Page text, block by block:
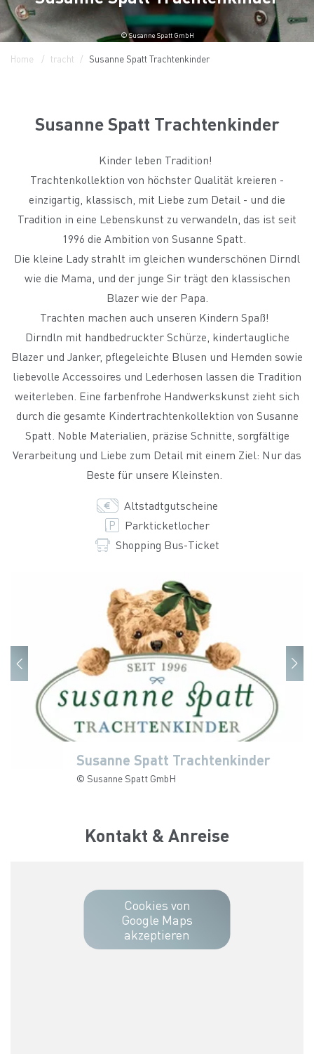
© Susanne Spatt GmbH
Home tracht Susanne Spatt Trachtenkinder
Susanne Spatt Trachtenkinder
Kinder leben Tradition!
Trachtenkollektion von höchster Qualität kreieren -
einzigartig, klassisch, mit Liebe zum Detail - und die
Tradition in eine Lebenskunst zu verwandeln, das ist seit
1996 die Ambition von Susanne Spatt.
Die kleine Lady strahlt im gleichen wunderschönen Dirndl
wie die Mama, und der junge Sir trägt den klassischen
Blazer wie der Papa.
Trachten machen auch unseren Kindern Spaß!
Dirndln mit handbedruckter Schürze, kindertaugliche
Blazer und Janker, pflegeleichte Blusen und Hemden sowie
liebevolle Accessoires und Lederhosen lassen die Tradition
weiterleben. Eine farbenfrohe Handwerkskunst zieht sich
durch die gesamte Kindertrachtenkollektion von Susanne
Spatt. Noble Materialien, präzise Schnitte, sorgfältige
Verarbeitung und Liebe zum Detail mit einem Ziel: Nur das
Beste für unsere Kleinsten.
Altstadtgutscheine
Parkticketlocher
Shopping Bus-Ticket
Susanne Spatt Trachtenkinder
© Susanne Spatt GmbH
Susanne Spatt Trachtenkinder
© Susanne Spatt GmbH
Susanne Spatt Trachtenkinder
© Susanne Spatt GmbH
Susanne Spatt Trachtenkinder
© Susanne Spatt GmbH
Susanne Spatt Trachtenkinder
© Susanne Spatt GmbH
Kontakt & Anreise
Cookies von
Google Maps
akzeptieren